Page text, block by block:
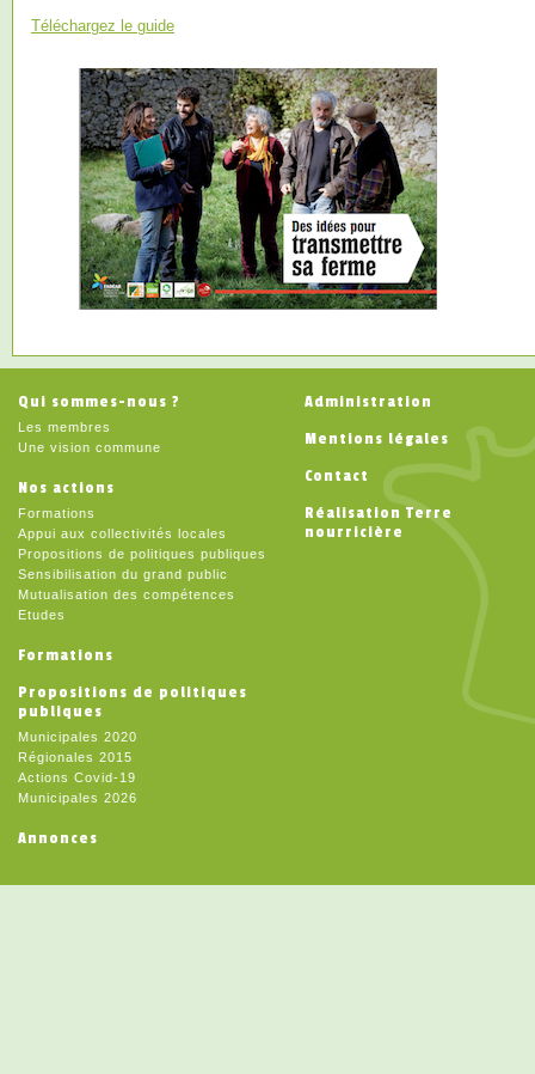
Téléchargez le guide
Qui sommes-nous ?
Les membres
Une vision commune
Nos actions
Formations
Appui aux collectivités locales
Propositions de politiques publiques
Sensibilisation du grand public
Mutualisation des compétences
Etudes
Formations
Propositions de politiques
publiques
Municipales 2020
Régionales 2015
Actions Covid-19
Municipales 2026
Annonces
Administration
Mentions légales
Contact
Réalisation Terre
nourricière